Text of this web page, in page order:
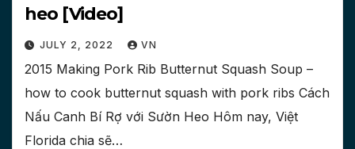
heo [Video]
JULY 2, 2022 VN
2015 Making Pork Rib Butternut Squash Soup –
how to cook butternut squash with pork ribs Cách
Nấu Canh Bí Rợ với Sườn Heo Hôm nay, Việt
Florida chia sẽ…